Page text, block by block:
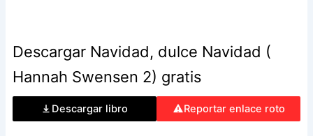
Descargar Navidad, dulce Navidad (
Hannah Swensen 2) gratis
Descargar libro Reportar enlace roto